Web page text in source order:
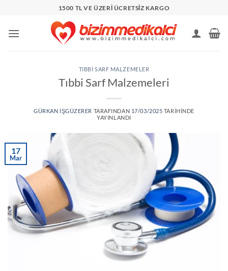
1500 TL VE ÜZERİ ÜCRETSİZ KARGO
TIBBI SARF MALZEMELER
Tıbbi Sarf Malzemeleri
GÜRKAN IŞGÜZERER TARAFINDAN 17/03/2025 TARIHINDE
YAYINLANDI
17
Mar